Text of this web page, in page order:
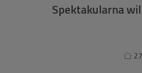
Spektakularna